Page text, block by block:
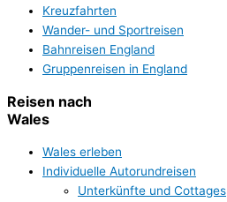
Kreuzfahrten
Wander- und Sportreisen
Bahnreisen England
Gruppenreisen in England
Reisen nach
Wales
Wales erleben
Individuelle Autorundreisen
Unterkünfte und Cottages